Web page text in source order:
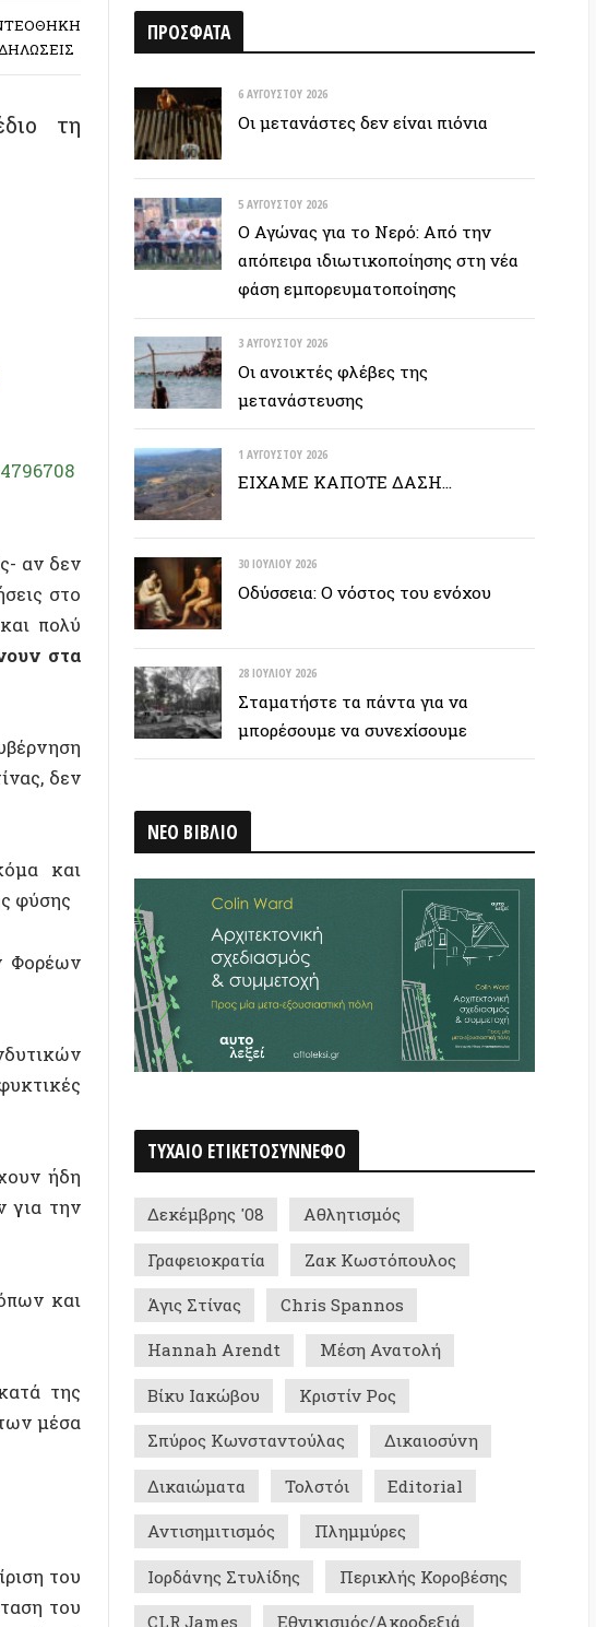
Οι μετανάστες δεν είναι πιόνια
5 ΑΥΓΟΎΣΤΟΥ 2026
Ο Αγώνας για το Νερό: Από την
απόπειρα ιδιωτικοποίησης στη νέα
3 ΑΥΓΟΎΣΤΟΥ 2026
Οι ανοικτές φλέβες της
μετανάστευσης
1 ΑΥΓΟΎΣΤΟΥ 2026
ΕΙΧΑΜΕ ΚΑΠΟΤΕ ΔΑΣΗ…
Οδύσσεια: Ο νόστος του ενόχου
28 ΙΟΥΛΊΟΥ 2026
Σταματήστε τα πάντα για να
μπορέσουμε να συνεχίσουμε
ΝΕΟ ΒΙΒΛΙΟ
ΤΥΧΑΙΟ ΕΤΙΚΕΤΟΣΥΝΝΕΦΟ
Δεκέμβρης '08 Αθλητισμός
Γραφειοκρατία Ζακ Κωστόπουλος
Άγις Στίνας
Hannah Arendt Μέση Ανατολή
Βίκυ Ιακώβου Κριστίν Ρος
Σπύρος Κωνσταντούλας Δικαιοσύνη
Τολστόι Editorial
Αντισημιτισμός Πλημμύρες
Ιορδάνης Στυλίδης Περικλής Κοροβέσης
CLR James Εθνικισμός/Ακροδεξιά
Ευθύμης Χατζηθεοδώρου
Athens School Αφρική
Δημήτρης Τσεκούρας Ηλίας Σεκέρης
Δημήτρης Ρουσσόπουλος
Καταλήψεις/ Ελεύθεροι δημόσιοι χώροι